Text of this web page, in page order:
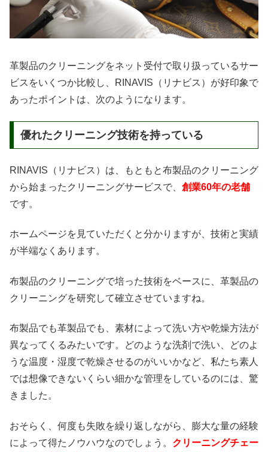
革製品のクリーニングをネット受付で取り扱っているサー
ビスをいくつか比較し、RINAVIS（リナビス）が好印象で
あったポイントは、次のようになります。
優れたクリーニング技術を持っている
RINAVIS（リナビス）は、もともと布製品のクリーニング
から始まったクリーニングサービスで、 創業60年の老舗
です。
ホームページを見ていただくと分かりますが、技術と実績
が半端なくあります。
布製品のクリーニングで培った技術をベースに、革製品の
クリーニングを研究して確立させていますね。
布製品でも革製品でも、素材によって洗い方や乾燥方法が
異なってくるみたいです。どのような洗剤で洗い、どのよ
うな温度・湿度で乾燥させるのがいいかなど、私たち素人
では想像できないくらい細かな管理をしているのには、驚
きました。
おそらく、何度も失敗を繰り返しながら、膨大な量の経験
によって得たノウハウなのでしょう。 クリーニングチェー